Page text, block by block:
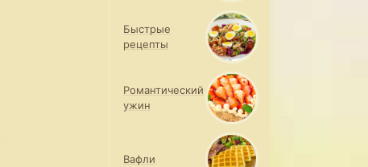
Быстрые
рецепты
Романтический
ужин
Вафли